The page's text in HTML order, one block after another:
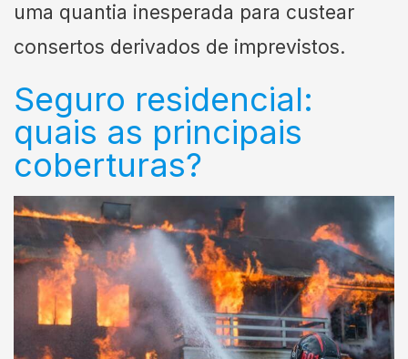
uma quantia inesperada para custear
consertos derivados de imprevistos.
Seguro residencial:
quais as principais
coberturas?